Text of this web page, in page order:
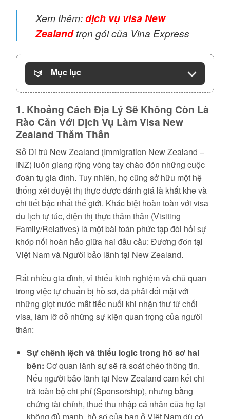
Xem thêm:dịch vụ visa New
Zealandtrọn gói của Vina Express
Mục lục
1. Khoảng Cách Địa Lý Sẽ Không Còn Là
Rào Cản Với Dịch Vụ Làm Visa New
Zealand Thăm Thân
Sở Di trú New Zealand (Immigration New Zealand –
INZ) luôn giang rộng vòng tay chào đón những cuộc
đoàn tụ gia đình. Tuy nhiên, họ cũng sở hữu một hệ
thống xét duyệt thị thực được đánh giá là khắt khe và
chi tiết bậc nhất thế giới. Khác biệt hoàn toàn với visa
du lịch tự túc, diện thị thực thăm thân (Visiting
Family/Relatives) là một bài toán phức tạp đòi hỏi sự
khớp nối hoàn hảo giữa hai đầu cầu: Đương đơn tại
Việt Nam và Người bảo lãnh tại New Zealand.
Rất nhiều gia đình, vì thiếu kinh nghiệm và chủ quan
trong việc tự chuẩn bị hồ sơ, đã phải đối mặt với
những giọt nước mắt tiếc nuối khi nhận thư từ chối
visa, làm lỡ dở những sự kiện quan trọng của người
thân:
Sự chênh lệch và thiếu logic trong hồ sơ hai
bên: Cơ quan lãnh sự sẽ rà soát chéo thông tin.
Nếu người bảo lãnh tại New Zealand cam kết chi
trả toàn bộ chi phí (Sponsorship), nhưng bằng
chứng tài chính, thuế thu nhập cá nhân của họ lại